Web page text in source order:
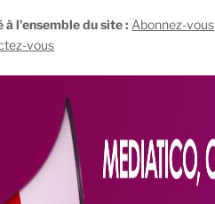
à l'ensemble du site : Abonnez-vous
vous